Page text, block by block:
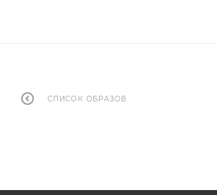
СПИСОК ОБРАЗОВ